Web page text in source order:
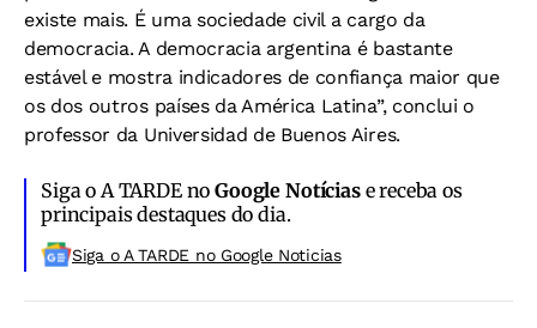
existe mais. É uma sociedade civil a cargo da
democracia. A democracia argentina é bastante
estável e mostra indicadores de confiança maior que
os dos outros países da América Latina”, conclui o
professor da Universidad de Buenos Aires.
Siga o A TARDE noGoogle Notíciase receba os
principais destaques do dia.
Siga o A TARDE no Google Noticias